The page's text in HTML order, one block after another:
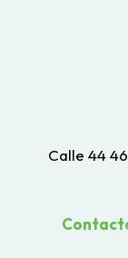
Calle 44